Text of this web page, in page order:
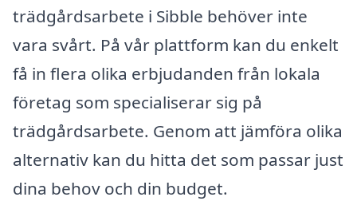
trädgårdsarbete i Sibble behöver inte
vara svårt. På vår plattform kan du enkelt
få in flera olika erbjudanden från lokala
företag som specialiserar sig på
trädgårdsarbete. Genom att jämföra olika
alternativ kan du hitta det som passar just
dina behov och din budget.